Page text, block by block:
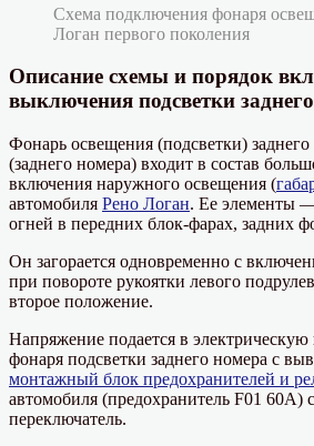
Схема подключения фонаря
Логан первого поколения
Описание схемы и порядок
выключения подсветки
Фонарь освещения (подсветки) заднего
(заднего номера) входит в состав
включения наружного освещения (
автомобиля Рено Логан. Ее элементы
огней в передних блок-фарах, задних
Он загорается одновременно с
при повороте рукоятки левого
второе положение.
Напряжение подается в
фонаря подсветки заднего номера с
монтажный блок предохранителей и
автомобиля (предохранитель F01 60A)
переключатель.